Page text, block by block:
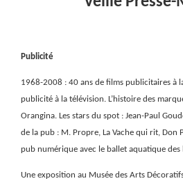
Publicité
1968-2008 : 40 ans de films publicitaires à
publicité à la télévision. L’histoire des
Orangina. Les stars du spot : Jean-Paul
de la pub : M. Propre, La Vache qui rit, Don
pub numérique avec le ballet aquatique des
Une exposition au Musée des Arts